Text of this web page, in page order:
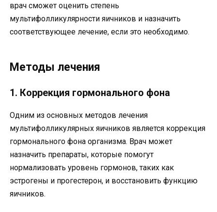
врач сможет оценить степень
мультифолликулярности яичников и назначить
соответствующее лечение, если это необходимо.
Методы лечения
1. Коррекция гормонального фона
Одним из основных методов лечения
мультифолликулярных яичников является коррекция
гормонального фона организма. Врач может
назначить препараты, которые помогут
нормализовать уровень гормонов, таких как
эстрогены и прогестерон, и восстановить функцию
яичников.